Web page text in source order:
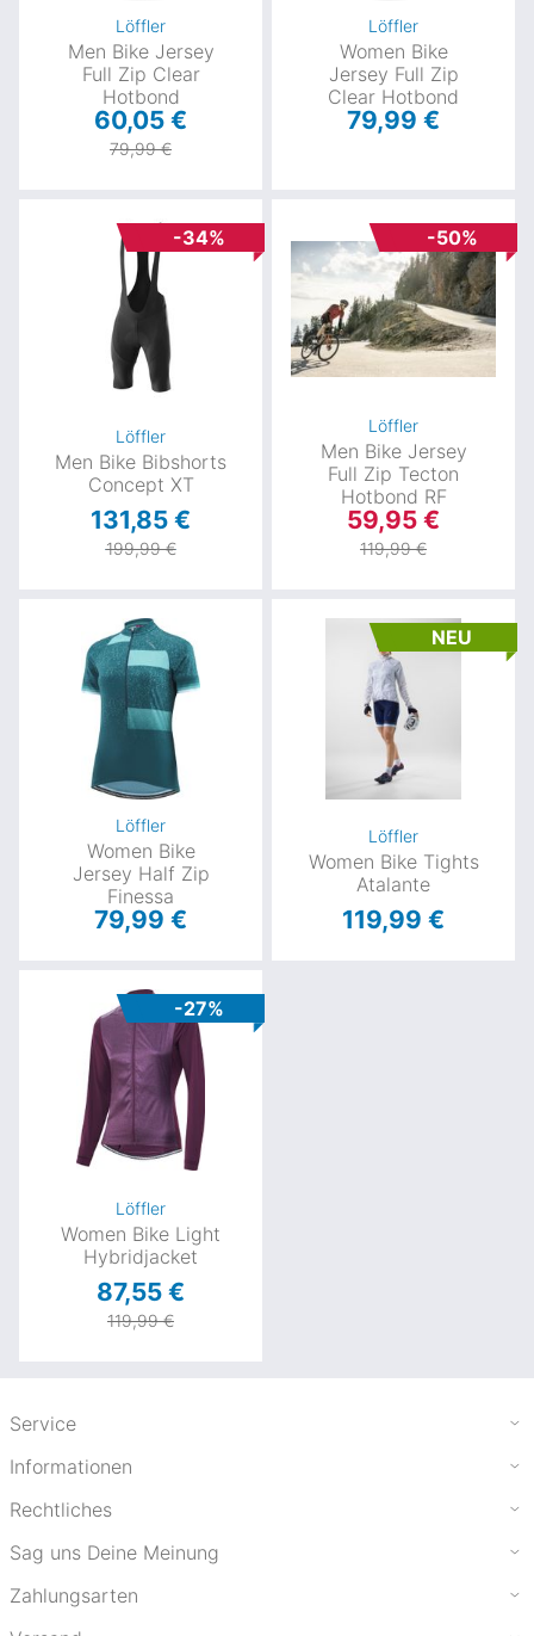
Löffler
Men Bike Jersey
Full Zip Clear
Hotbond
60,05 €
79,99 €
Löffler
Women Bike
Jersey Full Zip
Clear Hotbond
79,99 €
-34%
Löffler
Men Bike Bibshorts
Concept XT
131,85 €
199,99 €
-50%
Löffler
Men Bike Jersey
Full Zip Tecton
Hotbond RF
59,95 €
119,99 €
Löffler
Women Bike
Jersey Half Zip
Finessa
79,99 €
NEU
Löffler
Women Bike Tights
Atalante
119,99 €
-27%
Löffler
Women Bike Light
Hybridjacket
87,55 €
119,99 €
Service
Informationen
Rechtliches
Sag uns Deine Meinung
Zahlungsarten